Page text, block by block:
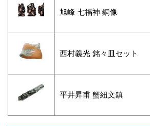
旭峰 七福神 銅像
西村義光 銘々皿セット
平井昇甫 蟹紐文鎮